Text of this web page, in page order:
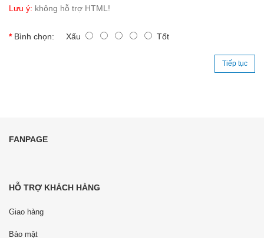
Lưu ý: không hỗ trợ HTML!
Bình chọn: Xấu Tốt
Tiếp tục
FANPAGE
HỖ TRỢ KHÁCH HÀNG
Giao hàng
Bảo mật